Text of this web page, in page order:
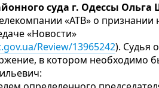
суда г. Одессы Ольга
«АТВ» о
«Новости»
Review/13965242). Судья
в котором необходимо